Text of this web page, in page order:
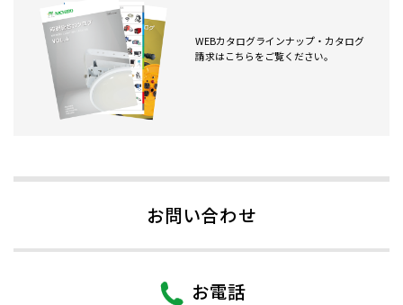
WEBカタログラインナップ・カタログ
請求はこちらをご覧ください。
お問い合わせ
お電話